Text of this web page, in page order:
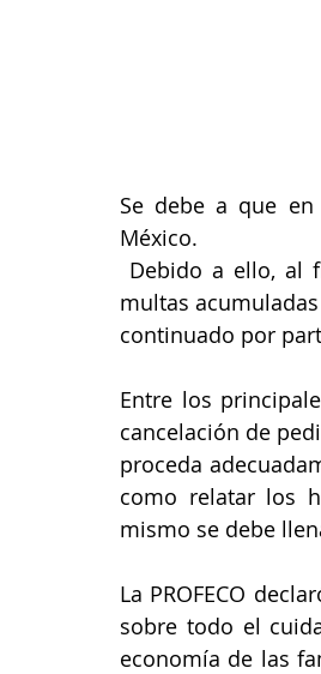
Se debe a que
México.
multas
continuado por
Entre los
cancelación de
proceda
como relatar los
mismo se debe
La PROFECO
sobre todo el
economía de las